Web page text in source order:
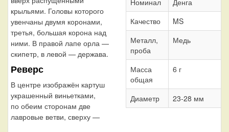
крыльями. Головы которого
увенчаны двумя коронами,
третья, большая корона над
ними. В правой лапе орла —
скипетр, в левой — держава.
Реверс
В центре изображён картуш
украшенный виньетками,
по обеим сторонам две
лавровые ветви, сверху —
Качество
MS
Металл,
проба
Медь
Масса
общая
6 г
Диаметр 23-28 мм